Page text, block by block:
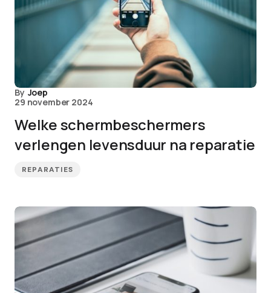
By Joep
29 november 2024
Welke schermbeschermers
verlengen levensduur na reparatie
REPARATIES